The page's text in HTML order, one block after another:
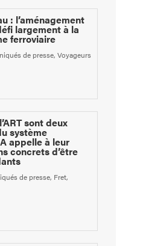
: l’aménagement
largement à la
ferroviaire
de presse, Voyageurs
sont deux
système
appelle à leur
concrets d’être
de presse, Fret,